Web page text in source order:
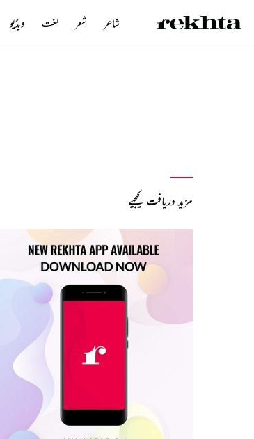
مزید دریافت کیجیے
شاعر شعر لغت ویڈیو